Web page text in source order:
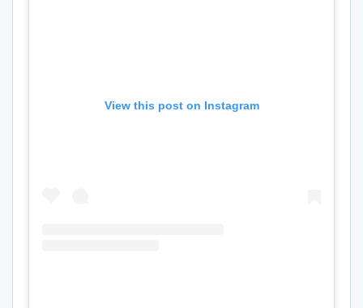
View this post on Instagram